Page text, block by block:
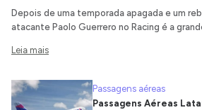
Depois de uma temporada apagada e um
atacante Paolo Guerrero no Racing é a
Leia mais
Passagens aéreas
Passagens Aéreas